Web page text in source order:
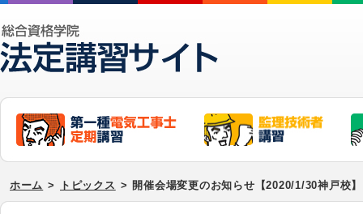
ホーム > トピックス > 開催会場変更のお知らせ【2020/1/30神戸校】